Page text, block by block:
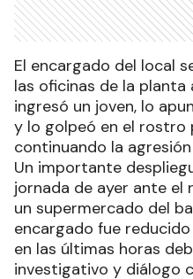
El encargado del local
las oficinas de la
ingresó un joven, lo
y lo golpeó en el rostro
continuando la
Un importante
jornada de ayer ante el
un supermercado del
encargado fue
en las últimas horas
investigativo y diálogo